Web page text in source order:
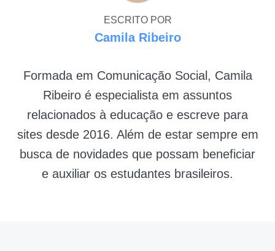
ESCRITO POR
Camila Ribeiro
Formada em Comunicação Social, Camila
Ribeiro é especialista em assuntos
relacionados à educação e escreve para
sites desde 2016. Além de estar sempre em
busca de novidades que possam beneficiar
e auxiliar os estudantes brasileiros.